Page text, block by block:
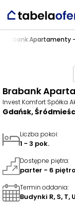
Brabank
Brabank
Invest Komfort Spółka
Gdańsk,
Liczba pokoi:
1 - 3 pok.
Dostępne piętra:
parter - 6 piętro
Termin oddania:
Budynki R, S, T,